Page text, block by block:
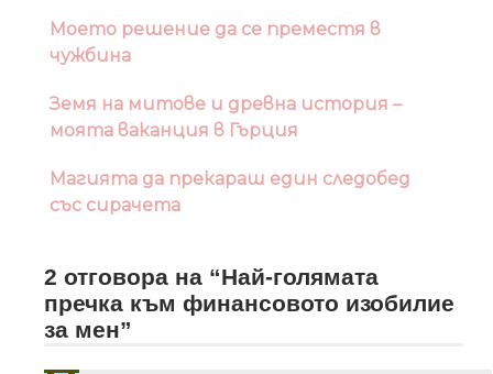
Моето решение да се преместя в
чужбина
Земя на митове и древна история –
моята ваканция в Гърция
Магията да прекараш един следобед
със сирачета
2 отговора на “Най-голямата
пречка към финансовото изобилие
за мен”